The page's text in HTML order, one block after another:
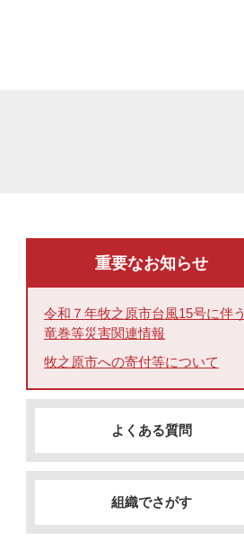
重要なお知らせ
令和７年牧之原市台風15号に伴う
竜巻等災害関連情報
牧之原市への寄付等について
よくある質問
組織でさがす